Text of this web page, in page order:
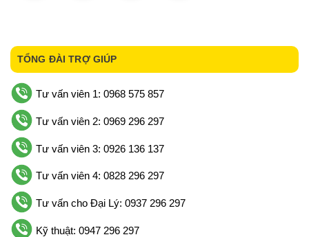
TỔNG ĐÀI TRỢ GIÚP
Tư vấn viên 1: 0968 575 857
Tư vấn viên 2: 0969 296 297
Tư vấn viên 3: 0926 136 137
Tư vấn viên 4: 0828 296 297
Tư vấn cho Đại Lý: 0937 296 297
Kỹ thuật: 0947 296 297